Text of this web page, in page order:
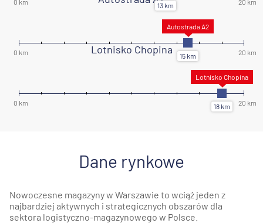
Lotnisko Chopina
Dane rynkowe
Nowoczesne magazyny w Warszawie to wciąż jeden z
najbardziej aktywnych i strategicznych obszarów dla
sektora logistyczno-magazynowego w Polsce.